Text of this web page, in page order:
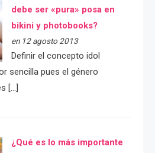
debe ser «pura» posa en
bikini y photobooks?
en 12 agosto 2013
Definir el concepto idol
sencilla pues el género
[…]
¿Qué es lo más importante